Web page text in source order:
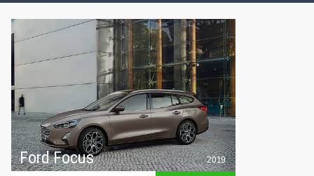
Ford Focus 2019